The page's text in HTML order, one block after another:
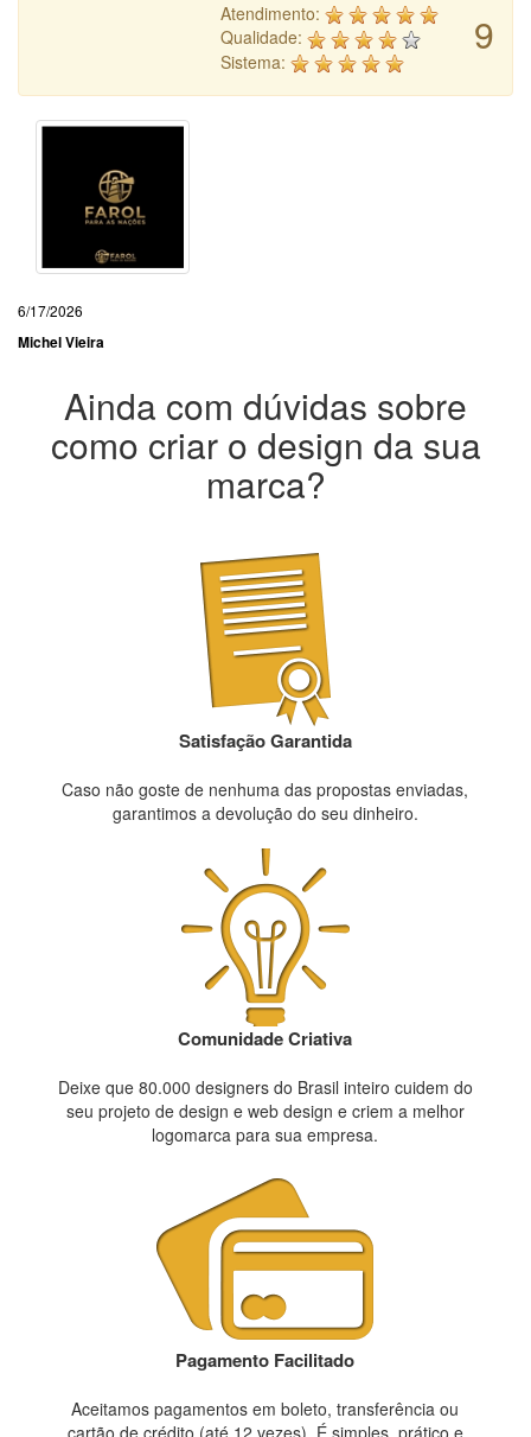
9
Atendimento:
Qualidade:
Sistema:
6/17/2026
Michel Vieira
Ainda com dúvidas sobre
como criar o design da sua
marca?
Satisfação Garantida
Caso não goste de nenhuma das propostas enviadas,
garantimos a devolução do seu dinheiro.
Comunidade Criativa
Deixe que 80.000 designers do Brasil inteiro cuidem do
seu projeto de design e web design e criem a melhor
logomarca para sua empresa.
Pagamento Facilitado
Aceitamos pagamentos em boleto, transferência ou